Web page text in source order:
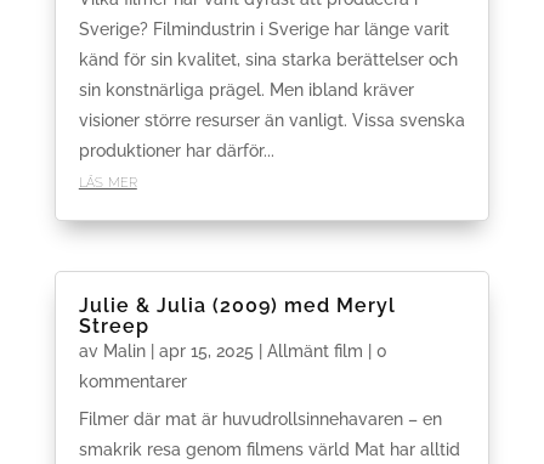
Sverige? Filmindustrin i Sverige har länge varit
känd för sin kvalitet, sina starka berättelser och
sin konstnärliga prägel. Men ibland kräver
visioner större resurser än vanligt. Vissa svenska
produktioner har därför...
läs mer
Julie & Julia (2009) med Meryl
Streep
av Malin| apr 15, 2025 Allmänt film | 0
kommentarer
Filmer där mat är huvudrollsinnehavaren – en
smakrik resa genom filmens värld Mat har alltid